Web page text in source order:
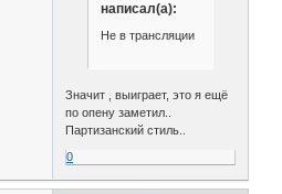
написал(а):
Не в трансляции
Значит , выиграет, это я ещё
по опену заметил..
Партизанский стиль..
0